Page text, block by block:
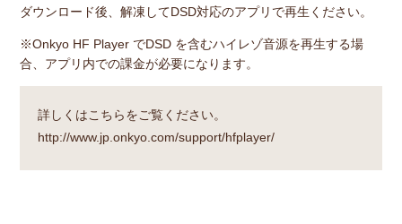
ダウンロード後、解凍してDSD対応のアプリで再生ください。
※Onkyo HF Player でDSD を含むハイレゾ音源を再生する場
合、アプリ内での課金が必要になります。
詳しくはこちらをご覧ください。
http://www.jp.onkyo.com/support/hfplayer/